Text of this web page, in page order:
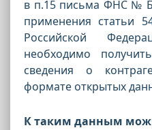
в п.15 письма ФНС №
применения статьи
Российской
необходимо
сведения о
формате открытых
К таким данным